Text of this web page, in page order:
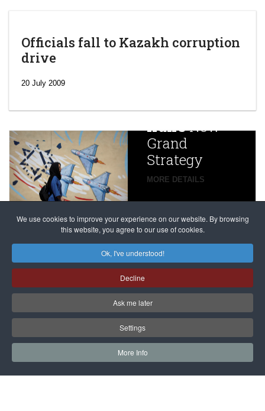
We use cookies to improve your experience on our website. By browsing
this website, you agree to our use of cookies.
Ok, I've understood!
Decline
Ask me later
Settings
More Info
Officials fall to Kazakh corruption
drive
20 July 2009
Iran’sNew
Grand
Strategy
MORE DETAILS
China
Targets,
Beijing’s
global
campaign
against
dissenters
continues
MORE DETAILS
Franceto try
alleged
Magnitsky
Affair
mastermind
Dimitry
Klyuev in
absentia